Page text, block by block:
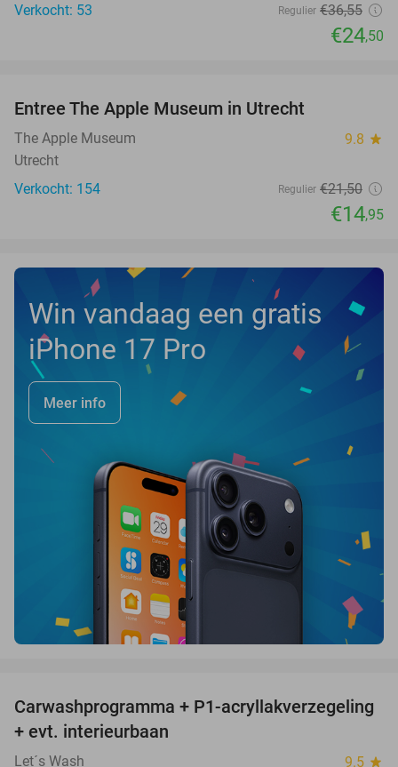
Verkocht: 53
Regulier €36,55
€24,50
TODAY
Entree The Apple Museum in Utrecht
The Apple Museum 9.8 star
Utrecht
Verkocht: 154
Regulier €21,50
€14,95
Win vandaag een gratis
iPhone 17 Pro
Meer info
39%
Carwashprogramma + P1-acryllakverzegeling
+ evt. interieurbaan
Let´s Wash 9.5 star